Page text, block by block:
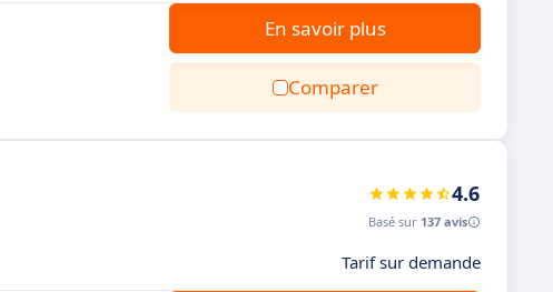
En savoir plus
Comparer
4.6
Basé sur 137 avis
Tarif sur demande